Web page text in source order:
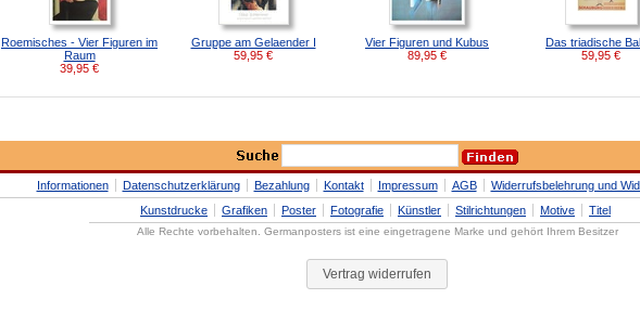
Roemisches - Vier Figuren im
Raum
39,95 €
Gruppe am Gelaender I
59,95 €
Vier Figuren und Kubus
89,95 €
Das triadische
59,95 €
Informationen Datenschutzerklärung Bezahlung Kontakt Impressum AGB
Widerrufsbelehrung und
Kunstdrucke
Grafiken Poster Fotografie Künstler Stilrichtungen Motive Titel
Alle Rechte vorbehalten. Germanposters ist eine eingetragene Marke und gehört Ihrem Besitzer
Vertrag widerrufen